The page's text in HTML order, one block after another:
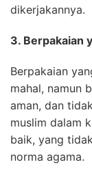
dikerjakannya.
3. Berpakaian
Berpakaian
mahal, namun
aman, dan
muslim dalam
baik, yang
norma agama.